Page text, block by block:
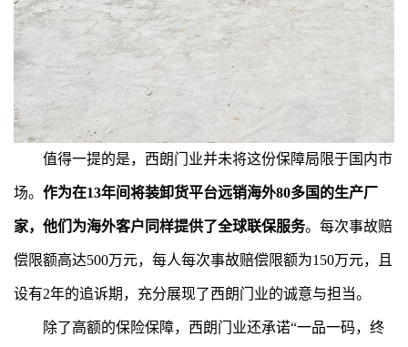
值得一提的是，西朗门业并未将这份保障局限于国内市
场。 作为在13年间将装卸货平台远销海外80多国的生产厂
家，他们为海外客户同样提供了全球联保服务。每次事故赔
偿限额高达500万元，每人每次事故赔偿限额为150万元，且
设有2年的追诉期，充分展现了西朗门业的诚意与担当。
除了高额的保险保障，西朗门业还承诺“一品一码，终